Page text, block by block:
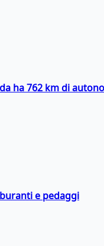
ha 762 km di
e pedaggi